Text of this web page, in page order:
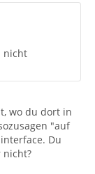
nicht
wo du dort in
"auf
Du
nicht?